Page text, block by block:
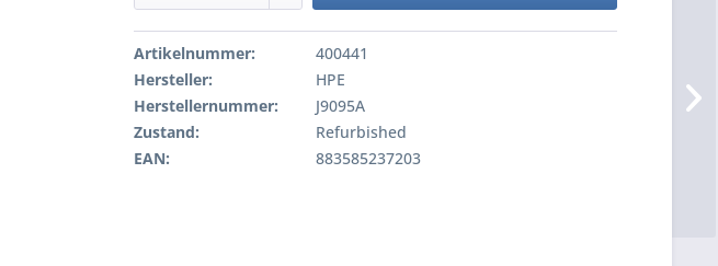
Artikelnummer:
400441
Hersteller:
HPE
Herstellernummer:
J9095A
Zustand:
Refurbished
EAN:
883585237203